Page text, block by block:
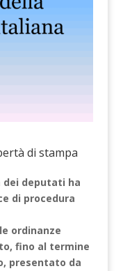
di stampa
dei deputati ha
di procedura
ordinanze
fino al termine
presentato da